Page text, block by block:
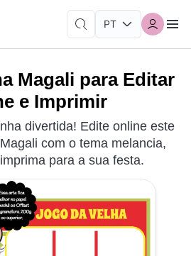
Magali para Editar
e Imprimir
divertida! Edite online este
com o tema melancia,
para a sua festa.